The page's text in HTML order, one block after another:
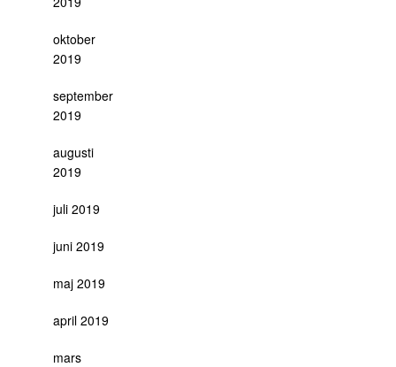
oktober
2019
september
2019
augusti
2019
juli 2019
juni 2019
maj 2019
april 2019
mars